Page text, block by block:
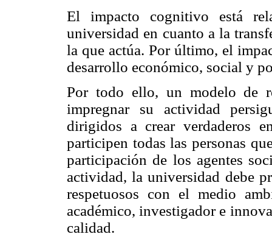
El impacto cognitivo está
universidad en cuanto a la
la que actúa. Por último, el
desarrollo económico, social y
Por todo ello, un modelo de
impregnar su actividad
dirigidos a crear verdaderos
participen todas las personas
participación de los agentes
actividad, la universidad debe
respetuosos con el medio
académico, investigador e
calidad.